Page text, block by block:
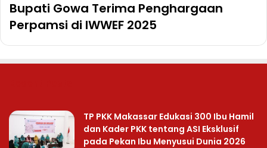
Bupati Gowa Terima Penghargaan
Perpamsi di IWWEF 2025
TP PKK Makassar Edukasi 300 Ibu Hamil
dan Kader PKK tentang ASI Eksklusif
pada Pekan Ibu Menyusui Dunia 2026